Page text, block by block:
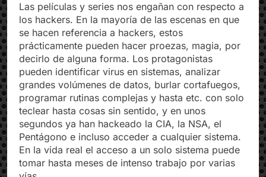
Las películas y series nos engañan con respecto a
los hackers. En la mayoría de las escenas en que
se hacen referencia a hackers, estos
prácticamente pueden hacer proezas, magia, por
decirlo de alguna forma. Los protagonistas
pueden identificar virus en sistemas, analizar
grandes volúmenes de datos, burlar cortafuegos,
programar rutinas complejas y hasta etc. con solo
teclear hasta cosas sin sentido, y en unos
segundos ya han hackeado la CIA, la NSA, el
Pentágono e incluso acceder a cualquier sistema.
En la vida real el acceso a un solo sistema puede
tomar hasta meses de intenso trabajo por varias